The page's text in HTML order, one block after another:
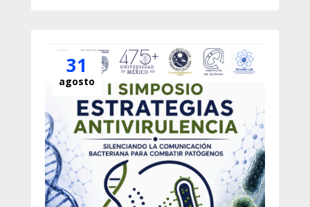
31
agosto